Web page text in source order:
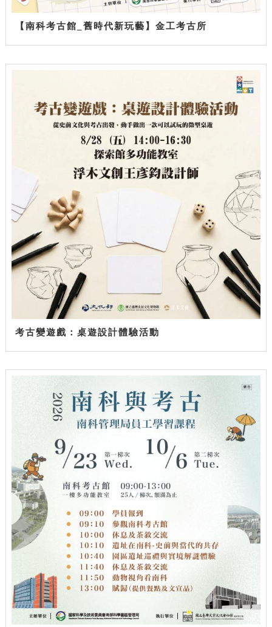
【南科考古館_舊時代新玩藝】金工考古所
考古變遊戲：桌遊設計體驗活動